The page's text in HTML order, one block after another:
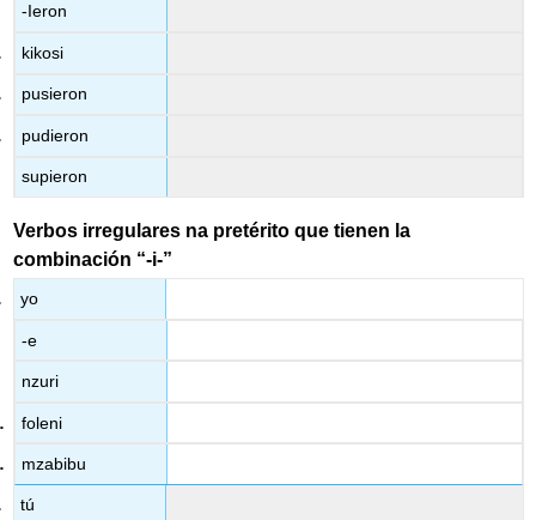
-Ieron
kikosi
pusieron
pudieron
supieron
Verbos irregulares na pretérito que tienen la
combinación “-i-”
yo
-e
nzuri
foleni
mzabibu
tú